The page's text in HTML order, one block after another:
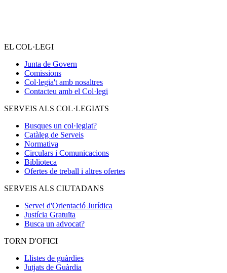
EL COL·LEGI
Junta de Govern
Comissions
Col·legia't amb nosaltres
Contacteu amb el Col·legi
SERVEIS ALS COL·LEGIATS
Busques un col·legiat?
Catàleg de Serveis
Normativa
Circulars i Comunicacions
Biblioteca
Ofertes de treball i altres ofertes
SERVEIS ALS CIUTADANS
Servei d'Orientació Jurídica
Justícia Gratuïta
Busca un advocat?
TORN D'OFICI
Llistes de guàrdies
Jutjats de Guàrdia